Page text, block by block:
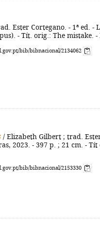
Ester Cortegano. - 1ª ed. -
- Tít. orig.: The mistake. -
bib/bibnacional/2134062
/ Elizabeth Gilbert ; trad.
2023. - 397 p. ; 21 cm. -
bib/bibnacional/2153330